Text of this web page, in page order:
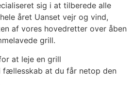
sig i at tilberede alle
året Uanset vejr og vind,
af vores hovedretter over åben
grill.
at leje en grill
fællesskab at du får netop den